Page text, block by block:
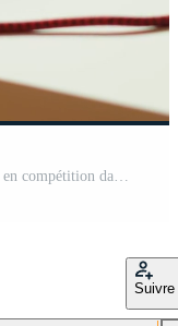
Suivre